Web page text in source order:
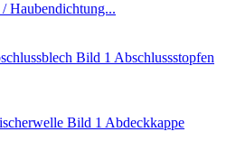
Haubendichtung...
Abschlussstopfen
Abdeckkappe